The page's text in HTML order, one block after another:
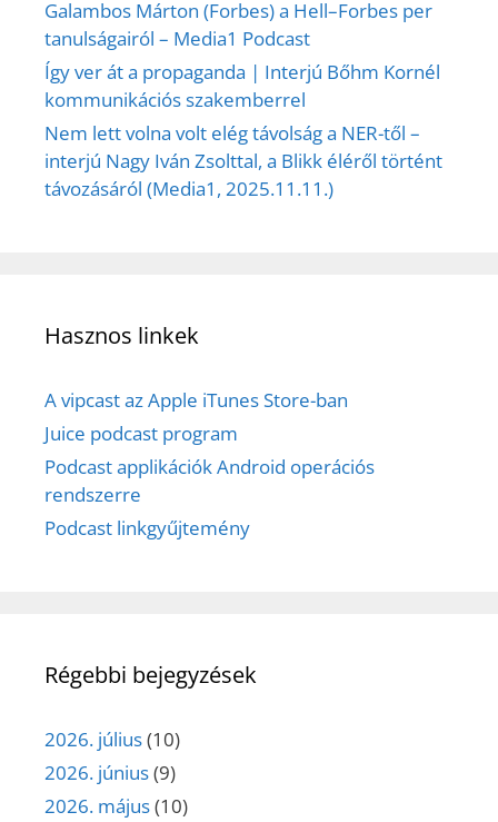
Galambos Márton (Forbes) a Hell–Forbes per
tanulságairól – Media1 Podcast
Így ver át a propaganda | Interjú Bőhm Kornél
kommunikációs szakemberrel
Nem lett volna volt elég távolság a NER-től –
interjú Nagy Iván Zsolttal, a Blikk éléről történt
távozásáról (Media1, 2025.11.11.)
Hasznos linkek
A vipcast az Apple iTunes Store-ban
Juice podcast program
Podcast applikációk Android operációs
rendszerre
Podcast linkgyűjtemény
Régebbi bejegyzések
2026. július(10)
2026. június(9)
2026. május(10)